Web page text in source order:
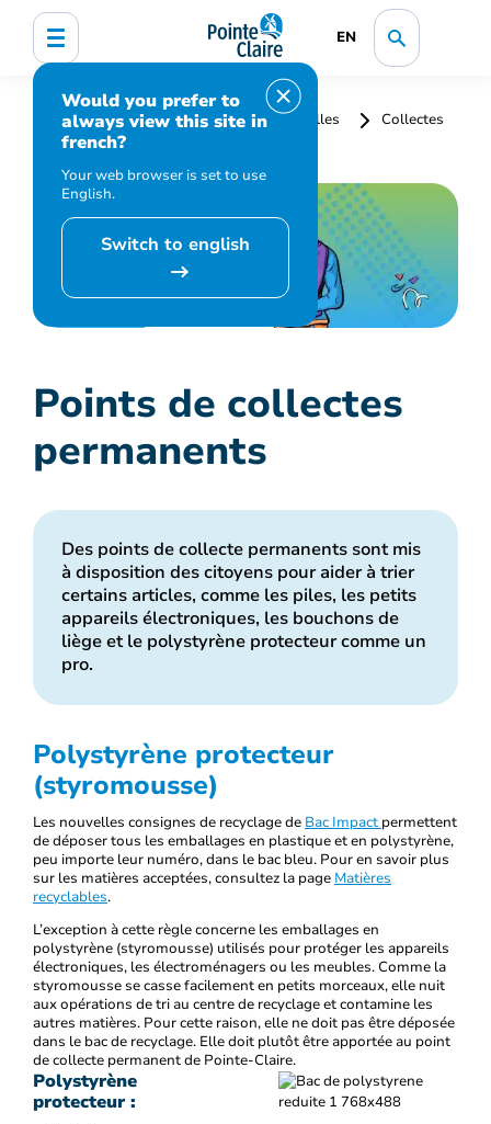
EN
Would you prefer to
always view this site in
french?
Your web browser is set to use
English.
Switch to english
Accueil Collectes et matières résiduelles
Collectes
Points de collectes permanents
Points de collectes
permanents
Des points de collecte permanents sont mis
à disposition des citoyens pour aider à trier
certains articles, comme les piles, les petits
appareils électroniques, les bouchons de
liège et le polystyrène protecteur comme un
pro.
Polystyrène protecteur
(styromousse)
Les nouvelles consignes de recyclage de Bac Impact permettent
de déposer tous les emballages en plastique et en polystyrène,
peu importe leur numéro, dans le bac bleu. Pour en savoir plus
sur les matières acceptées, consultez la page Matières
recyclables.
L’exception à cette règle concerne les emballages en
polystyrène (styromousse) utilisés pour protéger les appareils
électroniques, les électroménagers ou les meubles. Comme la
styromousse se casse facilement en petits morceaux, elle nuit
aux opérations de tri au centre de recyclage et contamine les
autres matières. Pour cette raison, elle ne doit pas être déposée
dans le bac de recyclage. Elle doit plutôt être apportée au point
de collecte permanent de Pointe-Claire.
Polystyrène
protecteur :